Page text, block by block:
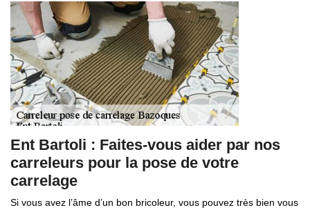
Ent Bartoli : Faites-vous aider par nos
carreleurs pour la pose de votre
carrelage
Si vous avez l’âme d’un bon bricoleur, vous pouvez très bien vous